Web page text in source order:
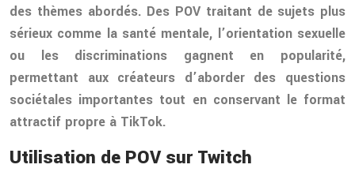
des thèmes abordés. Des POV traitant de sujets plus
sérieux comme la santé mentale, l’orientation sexuelle
ou les discriminations gagnent en popularité,
permettant aux créateurs d’aborder des questions
sociétales importantes tout en conservant le format
attractif propre à TikTok.
Utilisation de POV sur Twitch